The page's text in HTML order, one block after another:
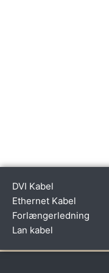
DVI Kabel
Ethernet Kabel
Forlængerledning
Lan kabel